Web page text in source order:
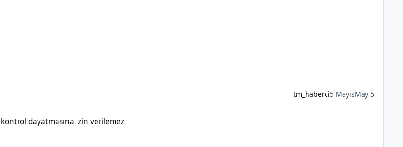
tm_haberci5 MayısMay 5
kontrol dayatmasına izin verilemez